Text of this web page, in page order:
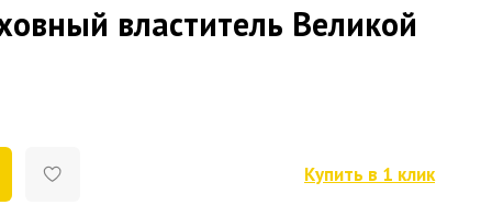
властитель Великой
Купить в 1 клик